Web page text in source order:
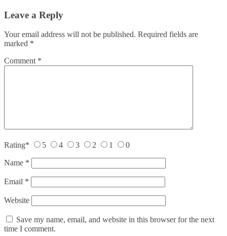
Leave a Reply
Your email address will not be published. Required fields are
marked *
Comment *
Rating* 5 4 3 2 1 0
Name *
Email *
Website
Save my name, email, and website in this browser for the next
time I comment.